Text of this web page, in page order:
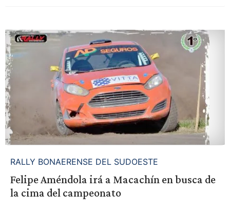
RALLY BONAERENSE DEL SUDOESTE
Felipe Améndola irá a Macachín en busca de
la cima del campeonato